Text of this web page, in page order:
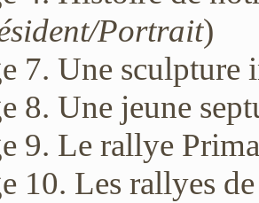
Portrait)
7. Une sculpture
8. Une jeune
9. Le rallye
10. Les rallyes